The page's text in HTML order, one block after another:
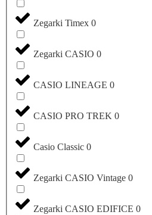
Zegarki Timex 0
Zegarki CASIO 0
CASIO LINEAGE 0
CASIO PRO TREK 0
Casio Classic 0
Zegarki CASIO Vintage 0
Zegarki CASIO EDIFICE 0